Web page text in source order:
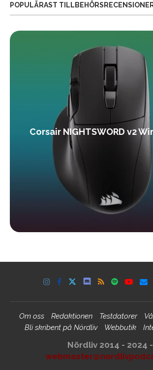
POPULÄRAST
Corsair NIGHTSWORD v2
Om oss Redaktionen Testdatorer
Bli skribent på Nördliv
Webbutik
Nördliv 2014 - 2024 -